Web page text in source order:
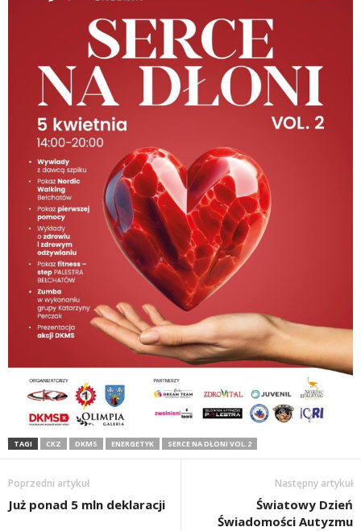
TAGI CKZ DKMS ENERGETYK SERCE NA DŁONI VOL.2
Poprzedni artykuł
Już ponad 5 mln deklaracji
Następny artykuł
Światowy Dzień
Świadomości Autyzmu